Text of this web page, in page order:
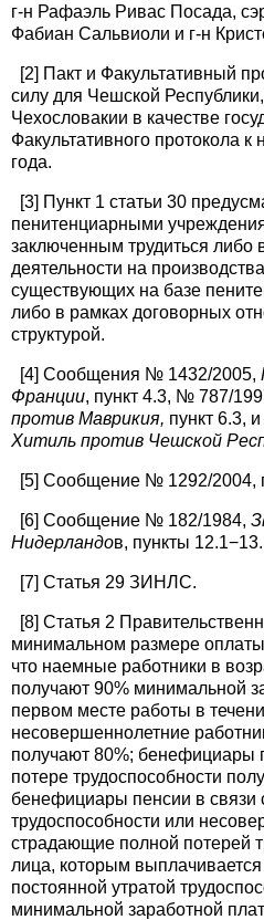
г-н Рафаэль Ривас Посада,
Фабиан Сальвиоли и г-н
[2] Пакт и Факультативный
силу для Чешской
Чехословакии в качестве
Факультативного протокола
года.
[3] Пункт 1 статьи 30
пенитенциарными
заключенным трудиться либо
деятельности на
существующих на базе
либо в рамках договорных
структурой.
[4] Сообщения № 1432/2005,
Франции, пункт 4.3, № 787/
против Маврикия, пункт 6.3,
Хитиль против Чешской
[5] Сообщение № 1292/2004,
[6] Сообщение № 182/1984,
Нидерландов, пункты 12.1−13.
[7] Статья 29 ЗИНЛС.
[8] Статья 2
минимальном размере оплаты
что наемные работники в
получают 90% минимальной
первом месте работы в
несовершеннолетние
получают 80%; бенефициары
потере трудоспособности
бенефициары пенсии в связи
трудоспособности или
страдающие полной потерей
лица, которым
постоянной утратой
минимальной заработной